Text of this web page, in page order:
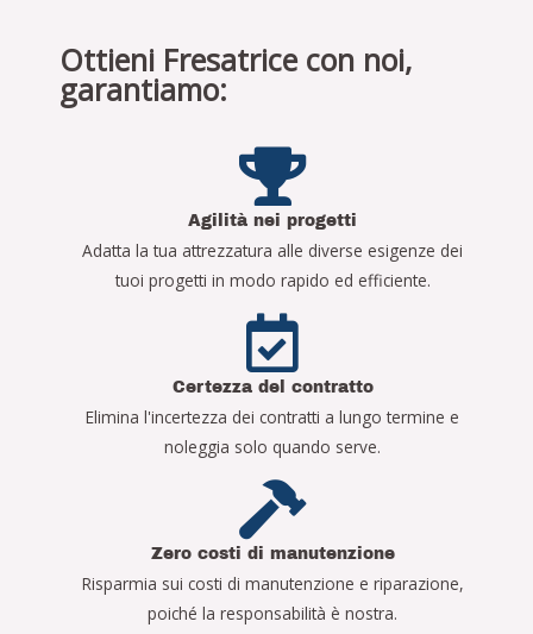
Ottieni Fresatrice con noi,
garantiamo:
Agilità nei progetti
Adatta la tua attrezzatura alle diverse esigenze dei
tuoi progetti in modo rapido ed efficiente.
Certezza del contratto
Elimina l'incertezza dei contratti a lungo termine e
noleggia solo quando serve.
Zero costi di manutenzione
Risparmia sui costi di manutenzione e riparazione,
poiché la responsabilità è nostra.